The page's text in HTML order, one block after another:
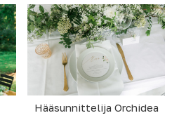
Hääsunnittelija Orchidea